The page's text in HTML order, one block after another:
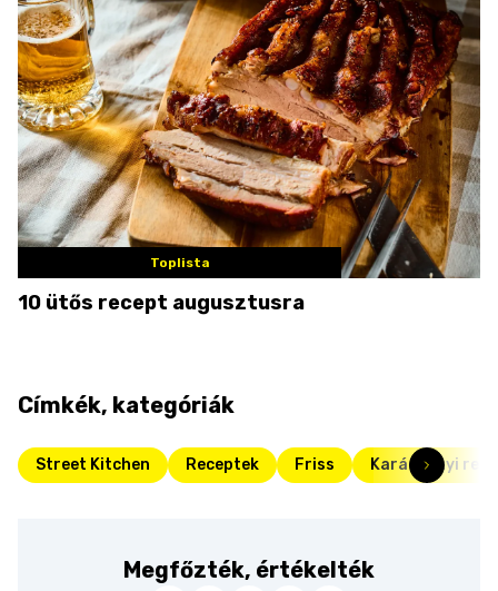
Toplista
10 ütős recept augusztusra
Címkék, kategóriák
Street Kitchen Receptek Friss Karácsonyi
Megfőzték, értékelték